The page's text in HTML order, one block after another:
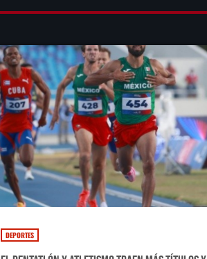
DEPORTES